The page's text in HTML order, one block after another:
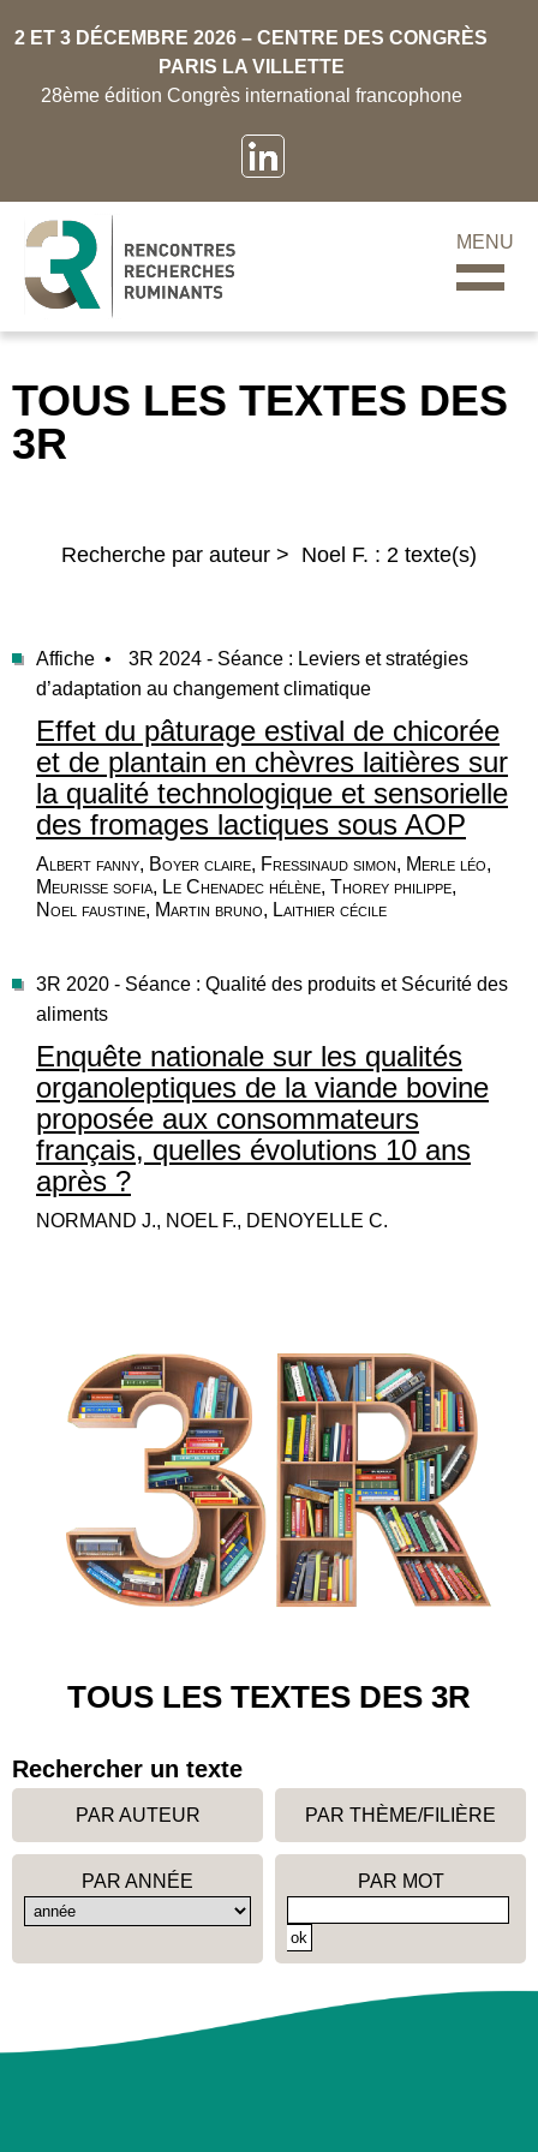
2 ET 3 DÉCEMBRE 2026 – CENTRE DES CONGRÈS
PARIS LA VILLETTE
28ème édition Congrès international francophone
MENU
TOUS LES TEXTES DES
3R
Recherche par auteur > Noel F. : 2 texte(s)
Affiche •
3R 2024 - Séance : Leviers et stratégies
d’adaptation au changement climatique
Effet du pâturage estival de chicorée
et de plantain en chèvres laitières sur
la qualité technologique et sensorielle
des fromages lactiques sous AOP
Albert fanny, Boyer claire, Fressinaud simon, Merle léo,
Meurisse sofia, Le Chenadec hélène, Thorey philippe,
Noel faustine, Martin bruno, Laithier cécile
3R 2020 - Séance : Qualité des produits et Sécurité des
aliments
Enquête nationale sur les qualités
organoleptiques de la viande bovine
proposée aux consommateurs
français, quelles évolutions 10 ans
après ?
NORMAND J., NOEL F., DENOYELLE C.
TOUS LES TEXTES DES 3R
Rechercher un texte
PAR AUTEUR PAR THÈME/FILIÈRE
PAR ANNÉE PAR MOT